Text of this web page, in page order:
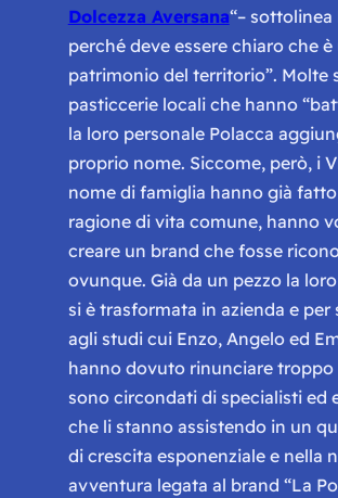
Dolcezza Aversana“– sottolinea
perché deve essere chiaro che è
patrimonio del territorio”. Molte
pasticcerie locali che hanno
la loro personale Polacca
proprio nome. Siccome, però, i
nome di famiglia hanno già
ragione di vita comune, hanno
creare un brand che fosse
ovunque. Già da un pezzo la
si è trasformata in azienda e per
agli studi cui Enzo, Angelo ed
hanno dovuto rinunciare troppo
sono circondati di specialisti ed
che li stanno assistendo in un
di crescita esponenziale e nella
avventura legata al brand “La